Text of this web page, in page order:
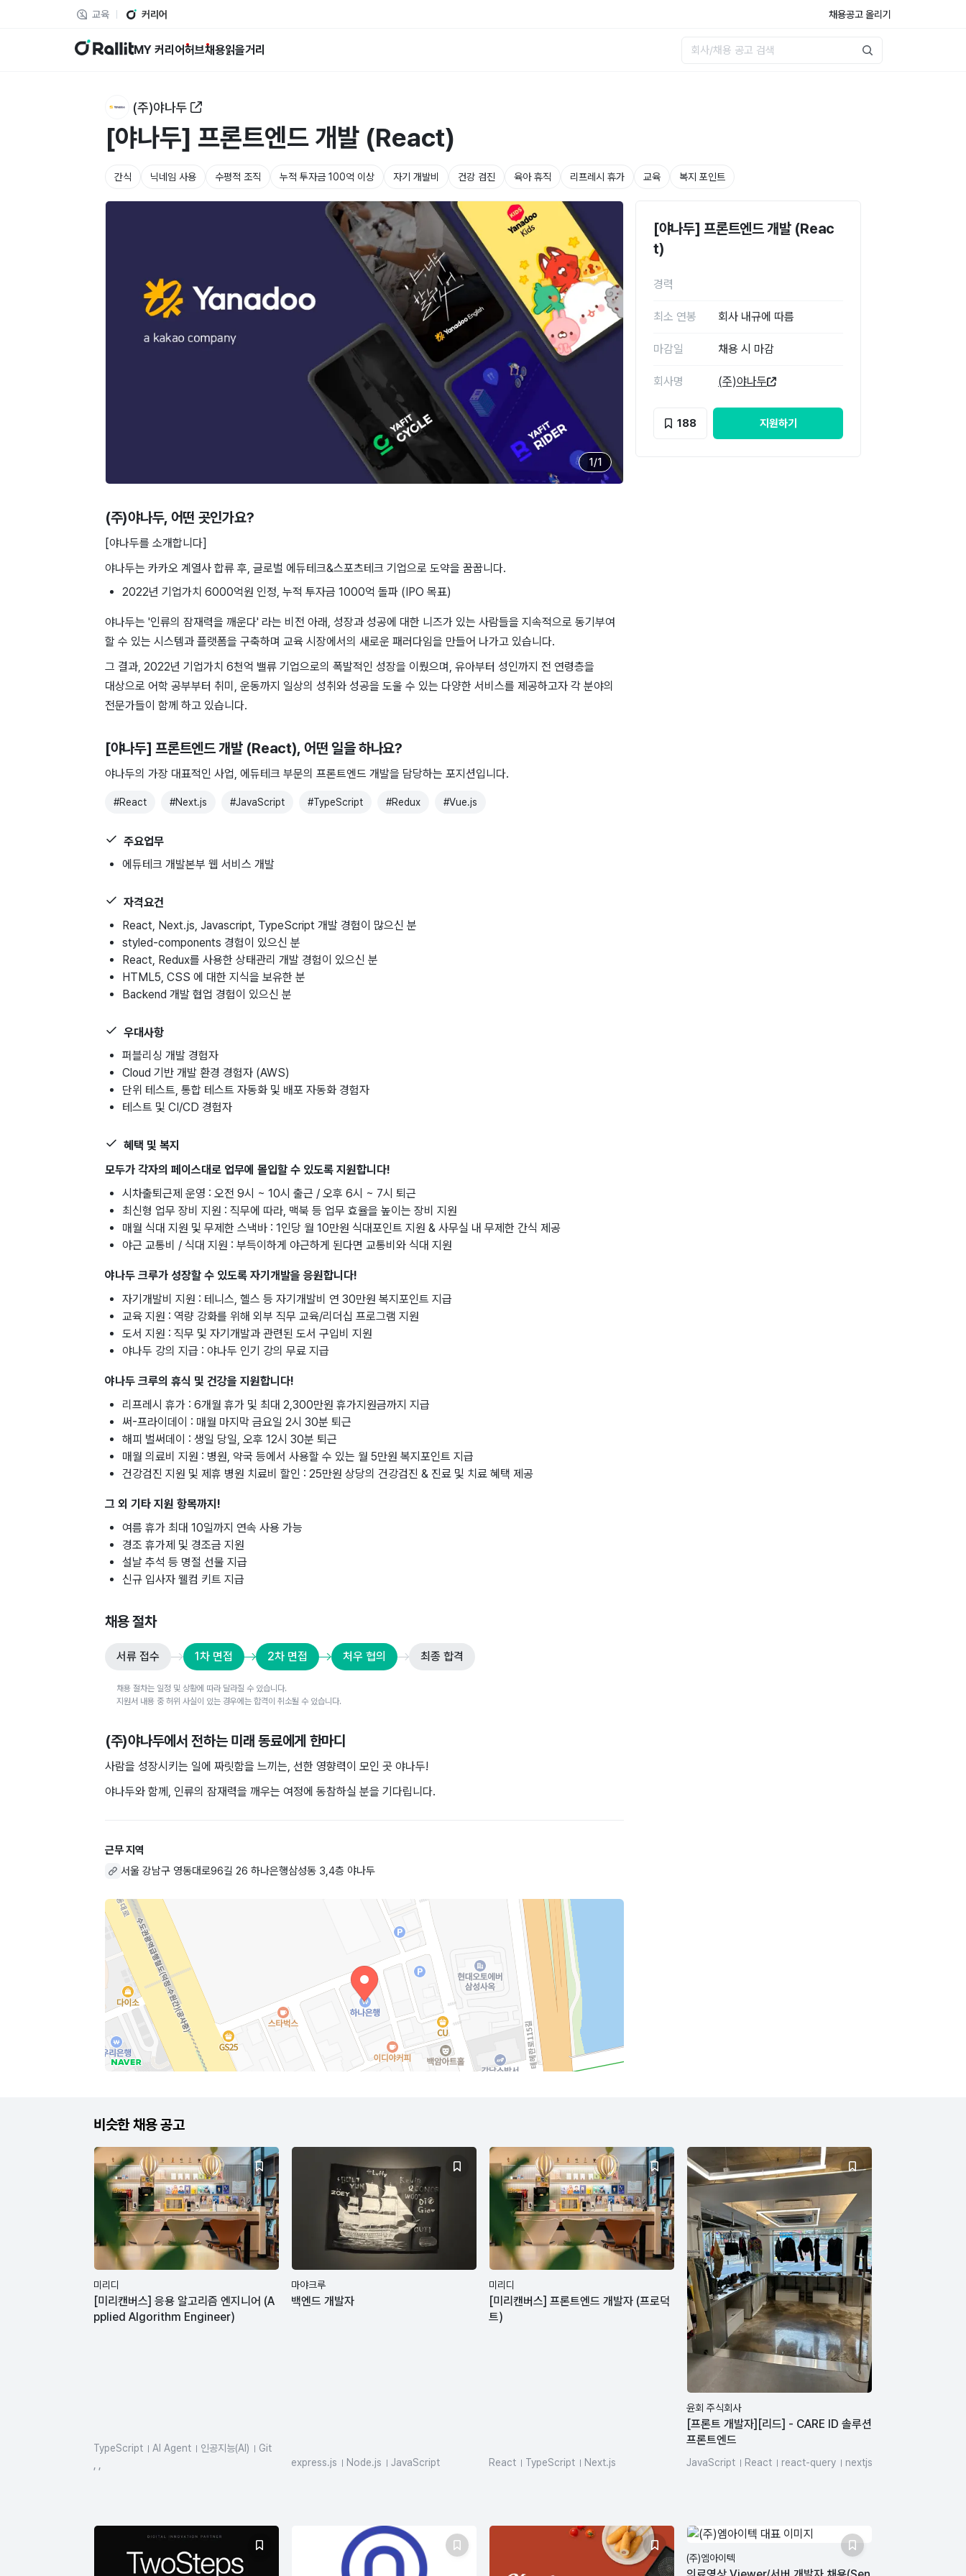
교육 커리어 채용공고 올리기
랠릿 MY 커리어허브채용읽을거리
(주)야나두
[야나두] 프론트엔드 개발 (React)
간식 닉네임 사용 수평적 조직 누적 투자금 100억 이상 자기 개발비 건강 검진 육아 휴직 리프레시 휴가 교육 복지 포인트
1/1
(주)야나두, 어떤 곳인가요?
[야나두를 소개합니다]
야나두는 카카오 계열사 합류 후, 글로벌 에듀테크&스포츠테크 기업으로 도약을 꿈꿉니다.
2022년 기업가치 6000억원 인정, 누적 투자금 1000억 돌파 (IPO 목표)
야나두는 '인류의 잠재력을 깨운다' 라는 비전 아래, 성장과 성공에 대한 니즈가 있는 사람들을 지속적으로 동기부여
할 수 있는 시스템과 플랫폼을 구축하며 교육 시장에서의 새로운 패러다임을 만들어 나가고 있습니다.
그 결과, 2022년 기업가치 6천억 밸류 기업으로의 폭발적인 성장을 이뤘으며, 유아부터 성인까지 전 연령층을
대상으로 어학 공부부터 취미, 운동까지 일상의 성취와 성공을 도울 수 있는 다양한 서비스를 제공하고자 각 분야의
전문가들이 함께 하고 있습니다.
[야나두] 프론트엔드 개발 (React), 어떤 일을 하나요?
야나두의 가장 대표적인 사업, 에듀테크 부문의 프론트엔드 개발을 담당하는 포지션입니다.
#React #Next.js #JavaScript #TypeScript #Redux #Vue.js
주요업무
에듀테크 개발본부 웹 서비스 개발
자격요건
React, Next.js, Javascript, TypeScript 개발 경험이 많으신 분
styled-components 경험이 있으신 분
React, Redux를 사용한 상태관리 개발 경험이 있으신 분
HTML5, CSS 에 대한 지식을 보유한 분
Backend 개발 협업 경험이 있으신 분
우대사항
퍼블리싱 개발 경험자
Cloud 기반 개발 환경 경험자 (AWS)
단위 테스트, 통합 테스트 자동화 및 배포 자동화 경험자
테스트 및 CI/CD 경험자
혜택 및 복지
모두가 각자의 페이스대로 업무에 몰입할 수 있도록 지원합니다!
시차출퇴근제 운영 : 오전 9시 ~ 10시 출근 / 오후 6시 ~ 7시 퇴근
최신형 업무 장비 지원 : 직무에 따라, 맥북 등 업무 효율을 높이는 장비 지원
매월 식대 지원 및 무제한 스낵바 : 1인당 월 10만원 식대포인트 지원 & 사무실 내 무제한 간식 제공
야근 교통비 / 식대 지원 : 부득이하게 야근하게 된다면 교통비와 식대 지원
야나두 크루가 성장할 수 있도록 자기개발을 응원합니다!
자기개발비 지원 : 테니스, 헬스 등 자기개발비 연 30만원 복지포인트 지급
교육 지원 : 역량 강화를 위해 외부 직무 교육/리더십 프로그램 지원
도서 지원 : 직무 및 자기개발과 관련된 도서 구입비 지원
야나두 강의 지급 : 야나두 인기 강의 무료 지급
야나두 크루의 휴식 및 건강을 지원합니다!
리프레시 휴가 : 6개월 휴가 및 최대 2,300만원 휴가지원금까지 지급
써-프라이데이 : 매월 마지막 금요일 2시 30분 퇴근
해피 벌써데이 : 생일 당일, 오후 12시 30분 퇴근
매월 의료비 지원 : 병원, 약국 등에서 사용할 수 있는 월 5만원 복지포인트 지급
건강검진 지원 및 제휴 병원 치료비 할인 : 25만원 상당의 건강검진 & 진료 및 치료 혜택 제공
그 외 기타 지원 항목까지!
여름 휴가 최대 10일까지 연속 사용 가능
경조 휴가제 및 경조금 지원
설날 추석 등 명절 선물 지급
신규 입사자 웰컴 키트 지급
채용 절차
서류 접수 1차 면접 2차 면접 처우 협의 최종 합격
채용 절차는 일정 및 상황에 따라 달라질 수 있습니다.
지원서 내용 중 허위 사실이 있는 경우에는 합격이 취소될 수 있습니다.
(주)야나두에서 전하는 미래 동료에게 한마디
사람을 성장시키는 일에 짜릿함을 느끼는, 선한 영향력이 모인 곳 야나두!
야나두와 함께, 인류의 잠재력을 깨우는 여정에 동참하실 분을 기다립니다.
근무 지역
서울 강남구 영동대로96길 26 하나은행삼성동 3,4층 야나두
[야나두] 프론트엔드 개발 (Reac
t)
경력
최소 연봉 회사 내규에 따름
마감일 채용 시 마감
회사명 (주)야나두
188 지원하기
비슷한 채용 공고
미리디
[미리캔버스] 응용 알고리즘 엔지니어 (A
pplied Algorithm Engineer)
TypeScript AI Agent 인공지능(AI)
Git
, ,
마야크루
백엔드 개발자
express.js Node.js
JavaScript
미리디
[미리캔버스] 프론트엔드 개발자 (프로덕
트)
React TypeScript
Next.js
윤회 주식회사
[프론트 개발자][리드] - CARE ID 솔루션
프론트엔드
JavaScript React react-query
nextjs
(주)엠아이텍